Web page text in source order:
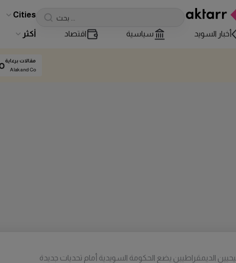
Cities
أخبار السويد سياسية اقتصاد أكثر
مقالات برعاية
Alak and Co
الديمقراطيين يضع الحكومة السويدية أمام تحديات جديدة